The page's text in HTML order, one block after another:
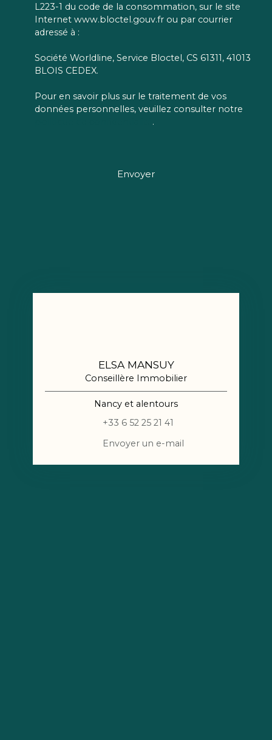
L223-1 du code de la consommation, sur le site
Internet www.bloctel.gouv.fr ou par courrier
adressé à :
Société Worldline, Service Bloctel, CS 61311, 41013
BLOIS CEDEX.
Pour en savoir plus sur le traitement de vos
données personnelles, veuillez consulter notre
.
Envoyer
ELSA MANSUY
Conseillère Immobilier
Nancy et alentours
+33 6 52 25 21 41
Envoyer un e-mail